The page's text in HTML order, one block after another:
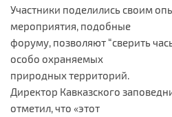
Участники поделились своим
мероприятия, подобные
форуму, позволяют “сверить
особо охраняемых
природных территорий.
Директор Кавказского
отметил, что «этот